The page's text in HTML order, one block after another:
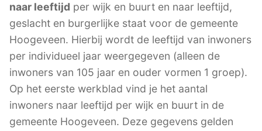
naar leeftijd per wijk en buurt en naar leeftijd,
geslacht en burgerlijke staat voor de gemeente
Hoogeveen. Hierbij wordt de leeftijd van inwoners
per individueel jaar weergegeven (alleen de
inwoners van 105 jaar en ouder vormen 1 groep).
Op het eerste werkblad vind je het aantal
inwoners naar leeftijd per wijk en buurt in de
gemeente Hoogeveen. Deze gegevens gelden